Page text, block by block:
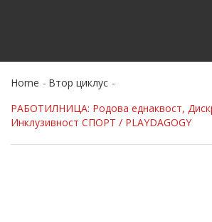
Home
Втор циклус
РАБОТИЛНИЦА: Родова еднаквост,
Инклузивност СПОРТ / PLAYDAGOGY